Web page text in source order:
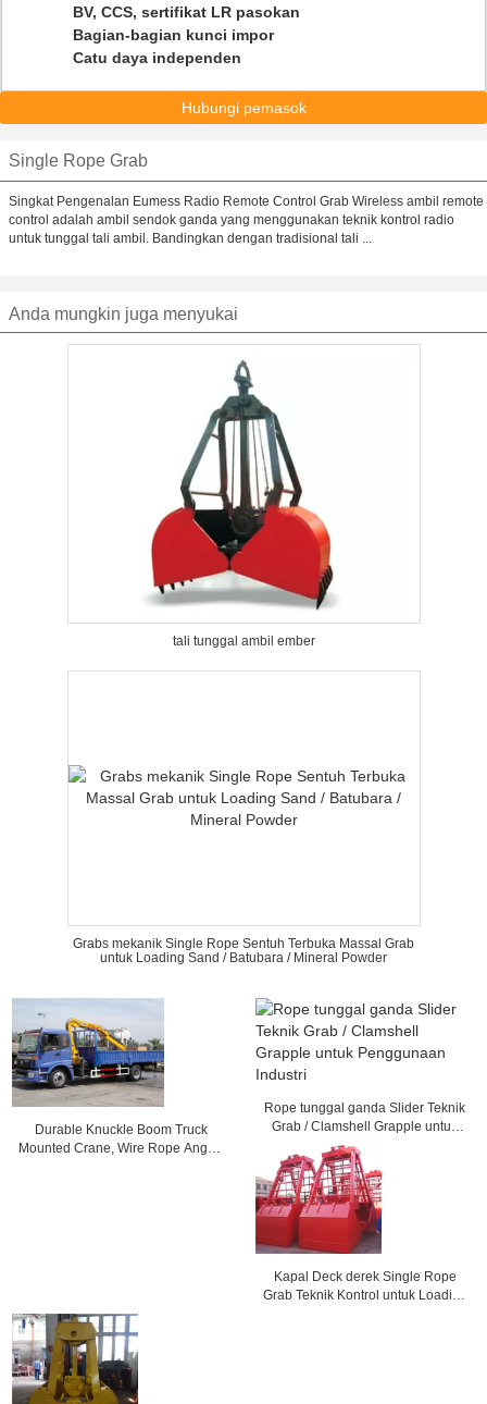
BV, CCS, sertifikat LR pasokan
Bagian-bagian kunci impor
Catu daya independen
Hubungi pemasok
Single Rope Grab
Singkat Pengenalan Eumess Radio Remote Control Grab Wireless ambil remote
control adalah ambil sendok ganda yang menggunakan teknik kontrol radio
untuk tunggal tali ambil. Bandingkan dengan tradisional tali ...
Anda mungkin juga menyukai
tali tunggal ambil ember
Grabs mekanik Single Rope Sentuh Terbuka Massal Grab
untuk Loading Sand / Batubara / Mineral Powder
Durable Knuckle Boom Truck
Mounted Crane, Wire Rope Angkat
Rope tunggal ganda Slider Teknik
Grab / Clamshell Grapple untuk
Penggunaan Industri
Kapal Deck derek Single Rope
Grab Teknik Kontrol untuk Loading